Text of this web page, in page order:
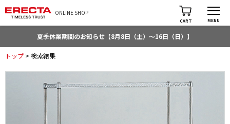
ONLINE SHOP
CART MENU
夏季休業期間のお知らせ【8月8日（土）～16日（日）】
トップ > 検索結果